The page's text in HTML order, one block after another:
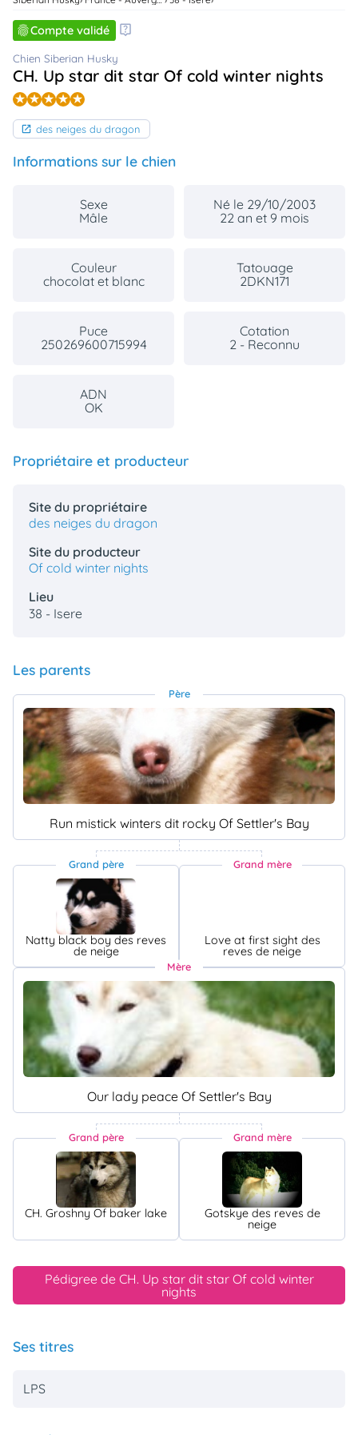
Connexion
Compte validé
Chien Siberian Husky
CH. Up star dit star Of cold winter nights
des neiges du dragon
Informations sur le chien
Sexe
Mâle
Né le 29/10/2003
22 an et 9 mois
Couleur
chocolat et blanc
Tatouage
2DKN171
Puce
250269600715994
Cotation
2 - Reconnu
ADN
OK
Propriétaire et producteur
Site du propriétaire
des neiges du dragon
Site du producteur
Of cold winter nights
Lieu
38 - Isere
Les parents
Père
Run mistick winters dit rocky Of Settler's Bay
Grand père
Natty black boy des reves
de neige
Grand mère
Love at first sight des
reves de neige
Mère
Our lady peace Of Settler's Bay
Grand père
CH. Groshny Of baker lake
Grand mère
Gotskye des reves de
neige
Pédigree de CH. Up star dit star Of cold winter
nights
Ses titres
LPS